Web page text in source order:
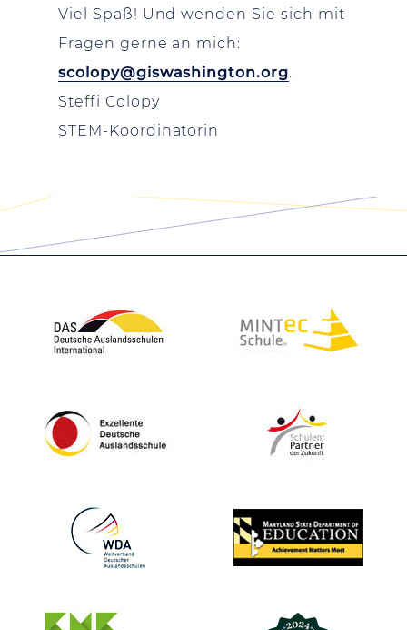
Viel Spaß! Und wenden Sie sich mit
Fragen gerne an mich:
scolopy@giswashington.org.
Steffi Colopy
STEM-Koordinatorin